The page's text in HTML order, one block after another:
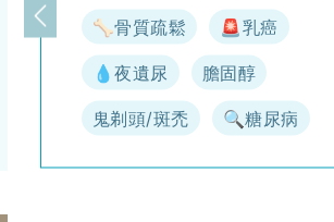
上一頁 🦴骨質疏鬆 🚨乳癌
💧夜遺尿 膽固醇
鬼剃頭/斑禿 🔍糖尿病